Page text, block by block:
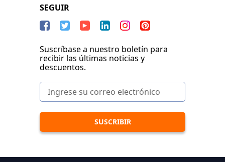
SEGUIR
Suscríbase a nuestro boletín para
recibir las últimas noticias y
descuentos.